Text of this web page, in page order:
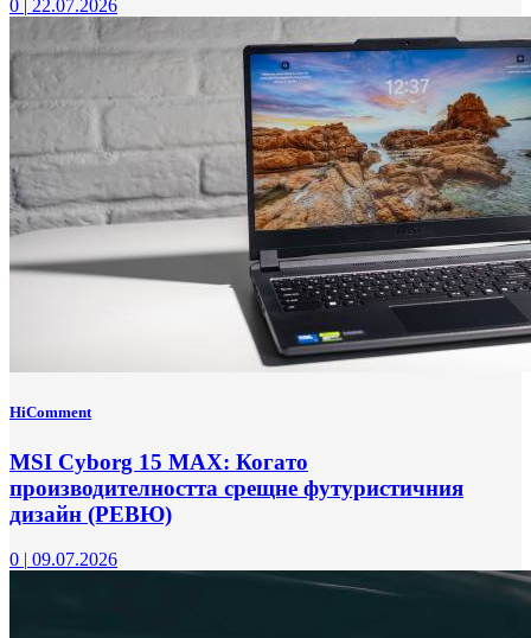
0 22.07.2026
HiComment
MSI Cyborg 15 MAX: Когато
производителността срещне футуристичния
дизайн (РЕВЮ)
0 | 09.07.2026